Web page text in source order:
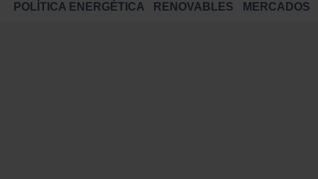
POLÍTICA ENERGÉTICA RENOVABLES MERCADOS